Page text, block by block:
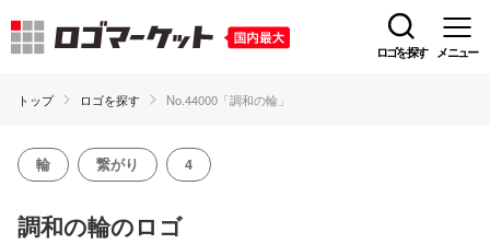
ロゴを探す メニュー
トップ ロゴを探す No.44000「調和の輪」
輪 繋がり 4
調和の輪のロゴ